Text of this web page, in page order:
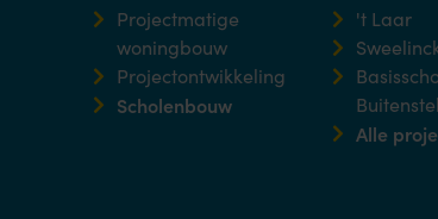
Projectmatige
woningbouw
Projectontwikkeling
Scholenbouw
't Laar
Alle